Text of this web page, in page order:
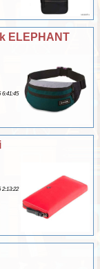
ELEPHANT
6:41:45
2:13:22